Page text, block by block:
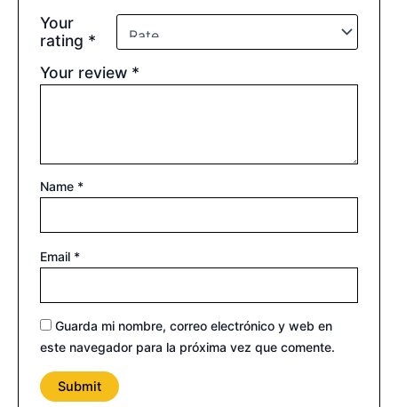
Your
rating *
Your review *
Name *
Email *
Guarda mi nombre, correo electrónico y web en
este navegador para la próxima vez que comente.